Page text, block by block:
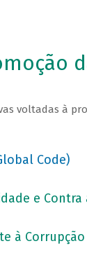
voltadas à
Code)
e Contra
à Corrupção